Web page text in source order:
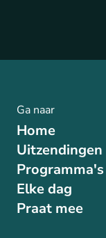
Ga naar
Home
Uitzendingen
Programma's
Elke dag
Praat mee